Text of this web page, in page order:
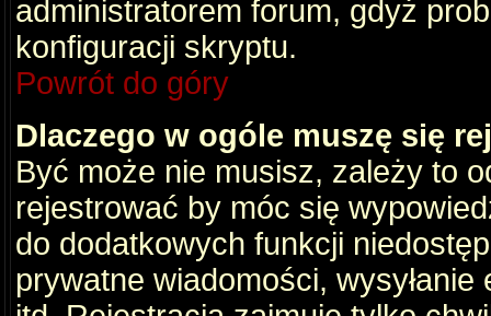
administratorem forum, gdyż
konfiguracji skryptu.
Powrót do góry
Dlaczego w ogóle muszę się
Być może nie musisz, zależy to
rejestrować by móc się
do dodatkowych funkcji
prywatne wiadomości,